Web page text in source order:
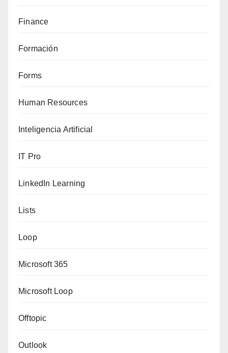
Finance
Formación
Forms
Human Resources
Inteligencia Artificial
IT Pro
LinkedIn Learning
Lists
Loop
Microsoft 365
Microsoft Loop
Offtopic
Outlook